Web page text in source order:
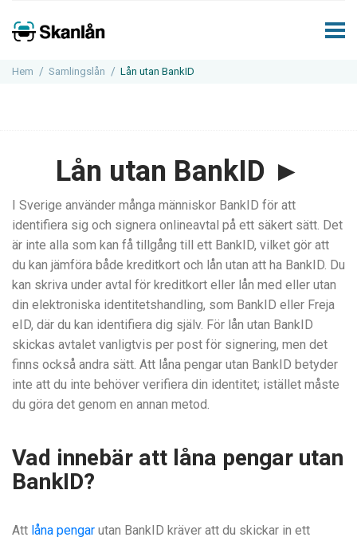
Hem Samlingslån Lån utan BankID
Lån utan BankID ►
I Sverige använder många människor BankID för att
identifiera sig och signera onlineavtal på ett säkert sätt. Det
är inte alla som kan få tillgång till ett BankID, vilket gör att
du kan jämföra både kreditkort och lån utan att ha BankID. Du
kan skriva under avtal för kreditkort eller lån med eller utan
din elektroniska identitetshandling, som BankID eller Freja
eID, där du kan identifiera dig själv. För lån utan BankID
skickas avtalet vanligtvis per post för signering, men det
finns också andra sätt. Att låna pengar utan BankID betyder
inte att du inte behöver verifiera din identitet; istället måste
du göra det genom en annan metod.
Vad innebär att låna pengar utan
BankID?
Att låna pengar utan BankID kräver att du skickar in ett